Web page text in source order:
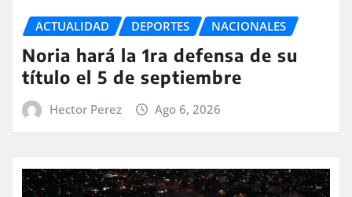
ACTUALIDAD DEPORTES NACIONALES
Noria hará la 1ra defensa de su
título el 5 de septiembre
Hector Perez Ago 6, 2026